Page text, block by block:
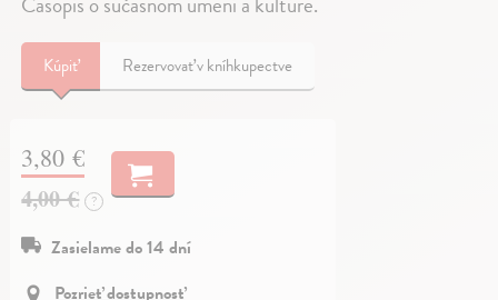
Kúpiť Rezervovať v kníhkupectve
3,80 €
4,00 € ?
Zasielame do 14 dní
Pozrieť dostupnosť